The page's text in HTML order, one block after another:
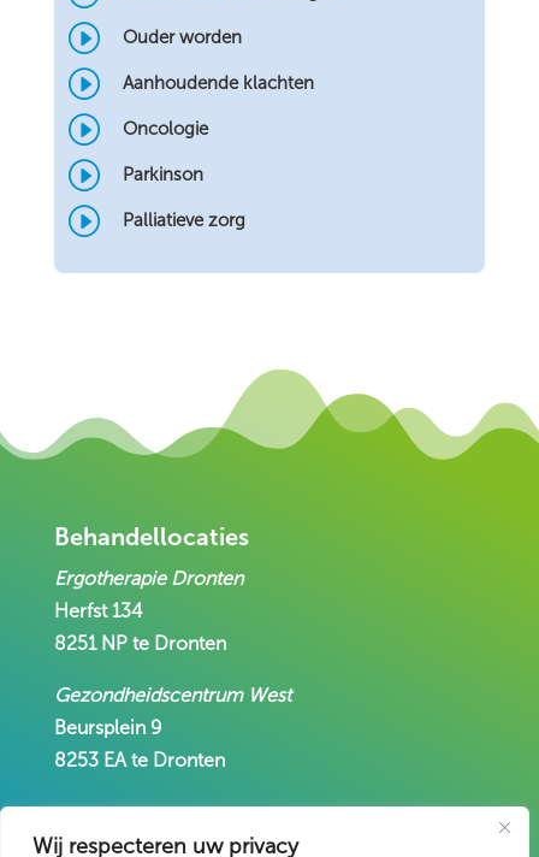
Wij respecteren uw privacy
I Ouder worden
I Aanhoudende klachten
I Oncologie
I Parkinson
I Palliatieve zorg
Behandellocaties
Ergotherapie Dronten
Herfst 134
8251 NP te Dronten
Gezondheidscentrum West
Beursplein 9
8253 EA te Dronten
Contact